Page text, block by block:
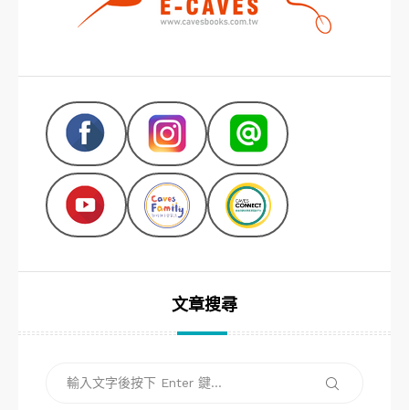
文章搜尋
搜